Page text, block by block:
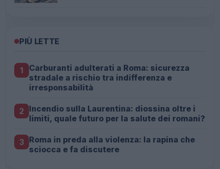
PIÙ LETTE
1
Carburanti adulterati a Roma: sicurezza
stradale a rischio tra indifferenza e
irresponsabilità
2 Incendio sulla Laurentina: diossina oltre i
limiti, quale futuro per la salute dei romani?
3 Roma in preda alla violenza: la rapina che
sciocca e fa discutere